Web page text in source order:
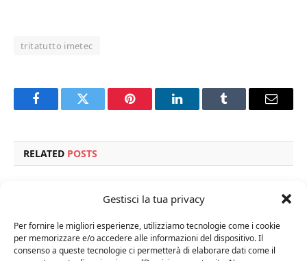
Gestisci la tua privacy
Per fornire le migliori esperienze, utilizziamo tecnologie come i cookie
per memorizzare e/o accedere alle informazioni del dispositivo. Il
consenso a queste tecnologie ci permetterà di elaborare dati come il
tritatutto imetec
FacebookTwitter Pinterest LinkedInTumblr Email
RELATED POSTS